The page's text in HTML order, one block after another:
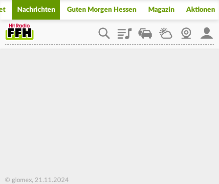
Nachrichten Guten Morgen Hessen Magazin Aktionen
PlaylistStaupilotWetterWebcam
© glomex, 21.11.2024